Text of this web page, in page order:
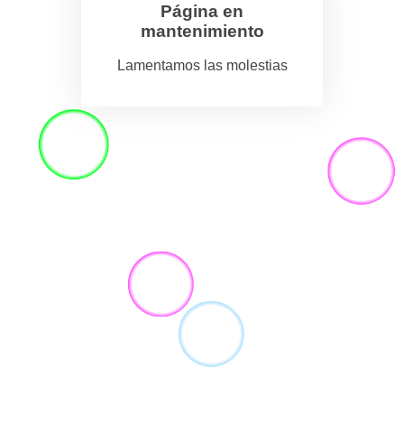
Página en
mantenimiento
Lamentamos las molestias